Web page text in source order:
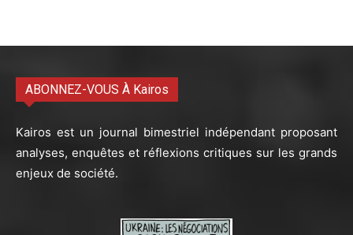
ABONNEZ-VOUS À Kairos
Kairos est un journal bimestriel indépendant proposant
analyses, enquêtes et réflexions critiques sur les grands
enjeux de société.